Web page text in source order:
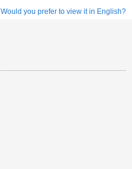
Would you prefer to view it in English?